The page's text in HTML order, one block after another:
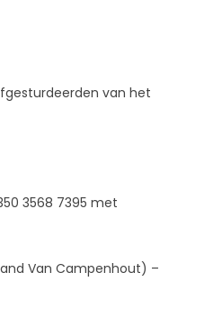
van het
3568 7395 met
Van Campenhout) –